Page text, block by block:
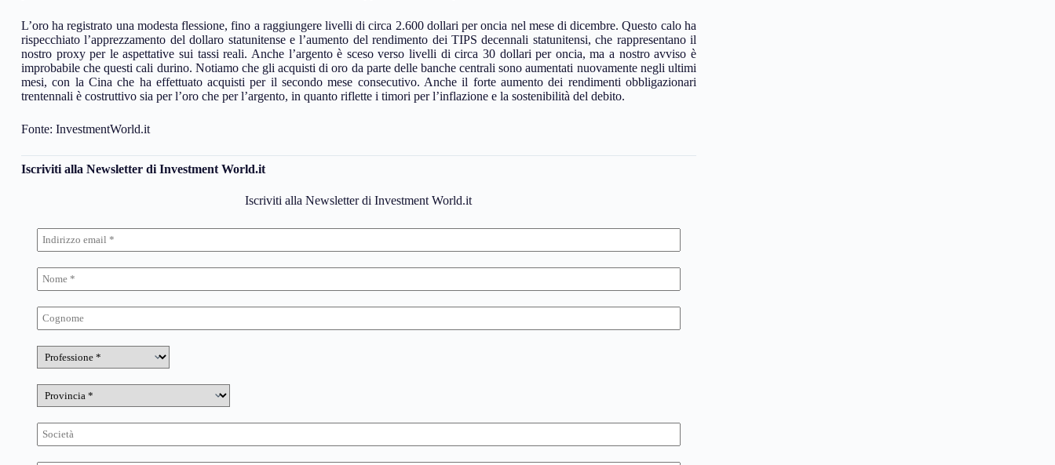
L’oro ha registrato una modesta flessione, fino a raggiungere livelli di circa 2.600 dollari per oncia nel mese di dicembre. Questo calo ha
rispecchiato l’apprezzamento del dollaro statunitense e l’aumento del rendimento dei TIPS decennali statunitensi, che rappresentano il
nostro proxy per le aspettative sui tassi reali. Anche l’argento è sceso verso livelli di circa 30 dollari per oncia, ma a nostro avviso è
improbabile che questi cali durino. Notiamo che gli acquisti di oro da parte delle banche centrali sono aumentati nuovamente negli ultimi
mesi, con la Cina che ha effettuato acquisti per il secondo mese consecutivo. Anche il forte aumento dei rendimenti obbligazionari
trentennali è costruttivo sia per l’oro che per l’argento, in quanto riflette i timori per l’inflazione e la sostenibilità del debito.
Fonte: InvestmentWorld.it
Iscriviti alla Newsletter di Investment World.it
Iscriviti alla Newsletter di Investment World.it